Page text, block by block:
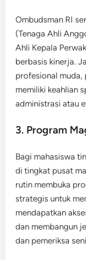
Ombudsman RI
(Tenaga Ahli
Ahli Kepala
berbasis kinerja.
profesional muda,
memiliki keahlian
administrasi atau
3. Program
Bagi mahasiswa
di tingkat pusat
rutin membuka
strategis untuk
mendapatkan
dan membangun
dan pemeriksa